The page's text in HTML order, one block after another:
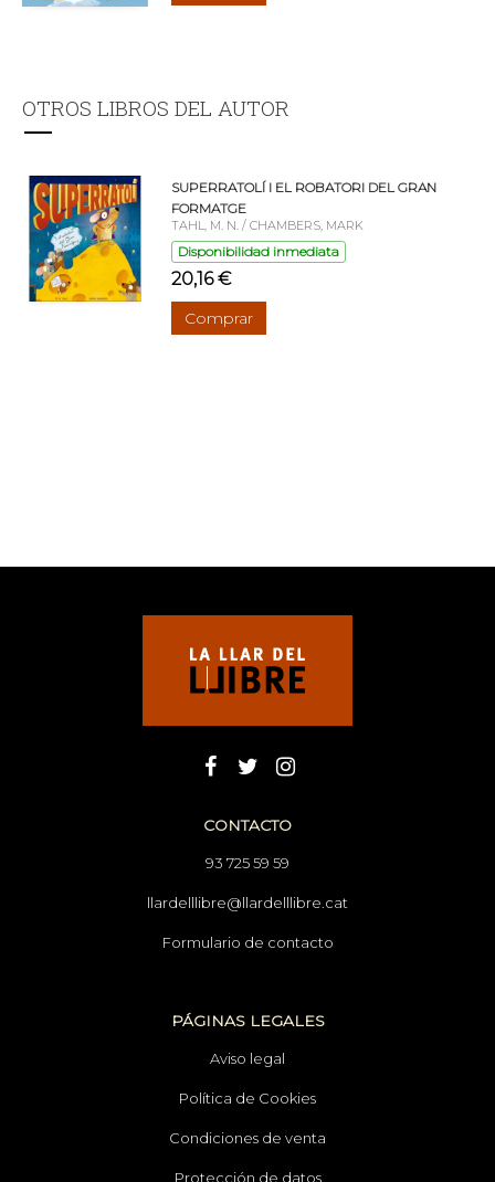
OTROS LIBROS DEL AUTOR
SUPERRATOLÍ I EL ROBATORI DEL GRAN
FORMATGE
TAHL, M. N. / CHAMBERS, MARK
Disponibilidad inmediata
20,16 €
Comprar
CONTACTO
93 725 59 59
llardelllibre@llardelllibre.cat
Formulario de contacto
PÁGINAS LEGALES
Aviso legal
Política de Cookies
Condiciones de venta
Protección de datos